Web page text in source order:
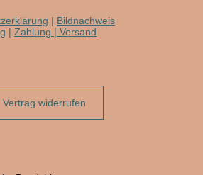
| Bildnachweis
| Zahlung | Versand
Vertrag widerrufen